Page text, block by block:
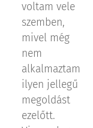
voltam vele
szemben,
mivel még
nem
alkalmaztam
ilyen jellegű
megoldást
ezelőtt.